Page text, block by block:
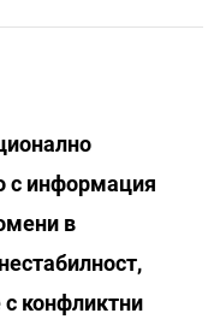
с информация
в
с конфликтни